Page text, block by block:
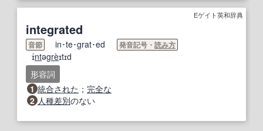
Eゲイト英和辞典
integrated
音節 in･te･grat･ed 発音記号・ 読み方
ɪ́ntəgrèɪtɪd
形容詞
1 統合された ； 完全な
2 人種差別のない